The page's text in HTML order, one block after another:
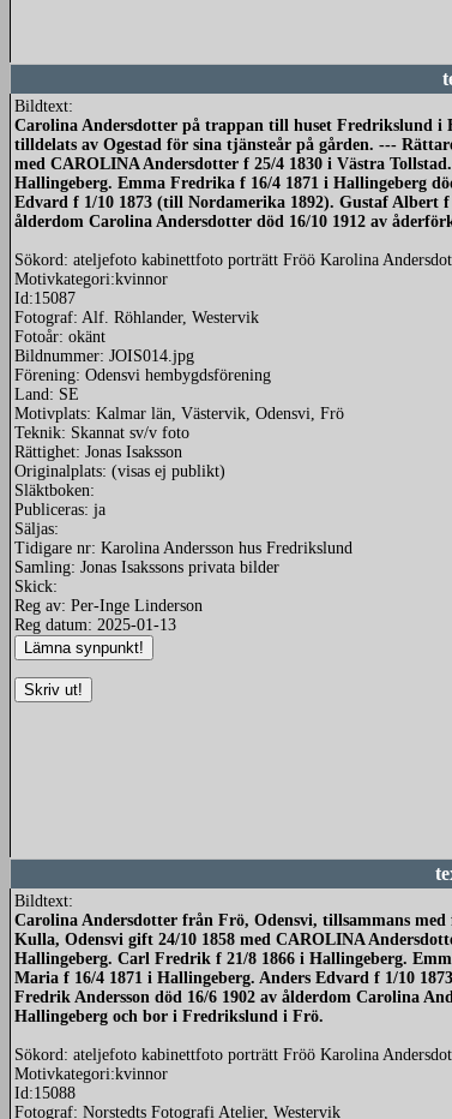
Bildtext:
Carolina Andersdotter på trappan till huset Fredrikslund i
tilldelats av Ogestad för sina tjänsteår på gården. ---
med CAROLINA Andersdotter f 25/4 1830 i Västra
Hallingeberg. Emma Fredrika f 16/4 1871 i Hallingeberg
Edvard f 1/10 1873 (till Nordamerika 1892). Gustaf Albert
ålderdom Carolina Andersdotter död 16/10 1912 av
Sökord: ateljefoto kabinettfoto porträtt Fröö Karolina
Motivkategori:kvinnor
Id:15087
Fotograf: Alf. Röhlander, Westervik
Fotoår: okänt
Bildnummer: JOIS014.jpg
Förening: Odensvi hembygdsförening
Land: SE
Motivplats: Kalmar län, Västervik, Odensvi, Frö
Teknik: Skannat sv/v foto
Rättighet: Jonas Isaksson
Originalplats: (visas ej publikt)
Släktboken:
Publiceras: ja
Säljas:
Tidigare nr: Karolina Andersson hus Fredrikslund
Samling: Jonas Isakssons privata bilder
Skick:
Reg av: Per-Inge Linderson
Reg datum: 2025-01-13
Bildtext:
Carolina Andersdotter från Frö, Odensvi, tillsammans
Kulla, Odensvi gift 24/10 1858 med CAROLINA
Hallingeberg. Carl Fredrik f 21/8 1866 i Hallingeberg.
Maria f 16/4 1871 i Hallingeberg. Anders Edvard f 1/10
Fredrik Andersson död 16/6 1902 av ålderdom Carolina
Hallingeberg och bor i Fredrikslund i Frö.
Sökord: ateljefoto kabinettfoto porträtt Fröö Karolina
Motivkategori:kvinnor
Id:15088
Fotograf: Norstedts Fotografi Atelier, Westervik